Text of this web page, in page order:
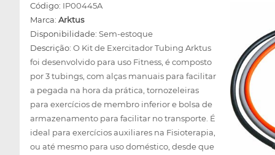
Código: IP00445A
Marca: Arktus
Disponibilidade: Sem-estoque
Descrição: O Kit de Exercitador Tubing Arktus
foi desenvolvido para uso Fitness, é composto
por 3 tubings, com alças manuais para facilitar
a pegada na hora da prática, tornozeleiras
para exercícios de membro inferior e bolsa de
armazenamento para facilitar no transporte. É
ideal para exercícios auxiliares na Fisioterapia,
ou até mesmo para uso doméstico, desde que